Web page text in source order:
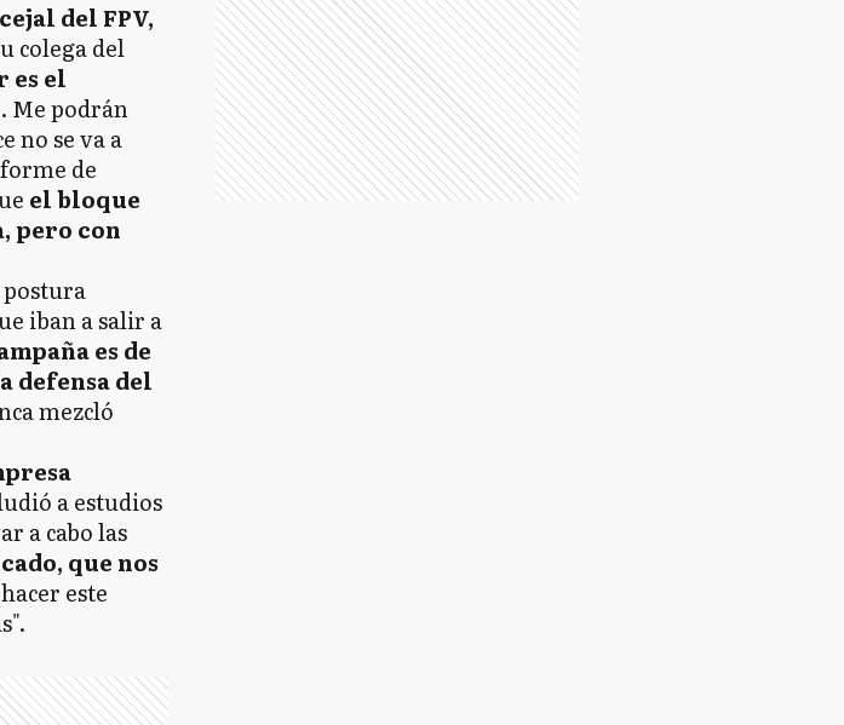
del FPV,
colega del
es el
. Me podrán
no se va a
de
el bloque
pero con
iban a salir a
es de
defensa del
mezcló
a estudios
a cabo las
que nos
este